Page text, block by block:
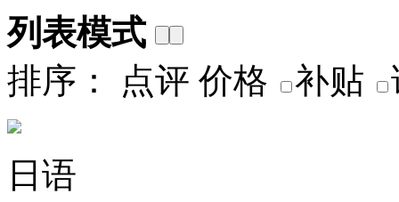
列表模式
排序：
点评 价格 补贴
日语